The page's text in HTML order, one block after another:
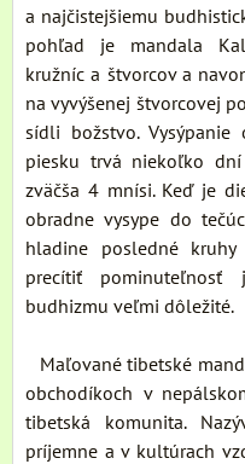
a najčistejšiemu
pohľad je mandala
kružníc a štvorcov a
na vyvýšenej štvorcovej
sídli božstvo. Vysýpanie
piesku trvá niekoľko
zväčša 4 mnísi. Keď je
obradne vysype do
hladine posledné
precítiť pominuteľnosť
budhizmu veľmi dôležité.
Maľované tibetské
obchodíkoch v
tibetská komunita.
príjemne a v kultúrach